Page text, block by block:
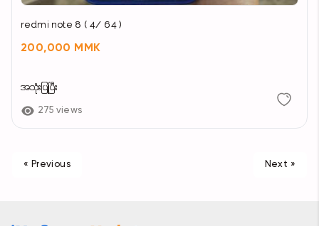
redmi note 8 ( 4/ 64 )
200,000 MMK
အသုံးပြုပြီး
275 views
« Previous Next »